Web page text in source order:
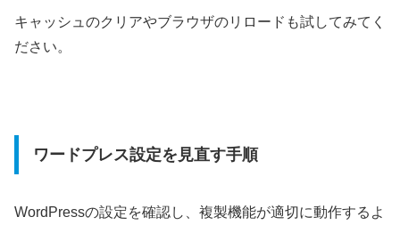
キャッシュのクリアやブラウザのリロードも試してみてく
ださい。
ワードプレス設定を見直す手順
WordPressの設定を確認し、複製機能が適切に動作するよ